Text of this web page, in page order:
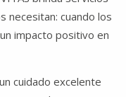
necesitan: cuando los
impacto positivo en
cuidado excelente